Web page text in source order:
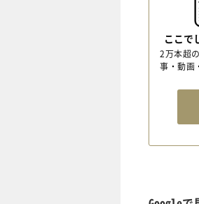
ここで
2万本超
事・動画